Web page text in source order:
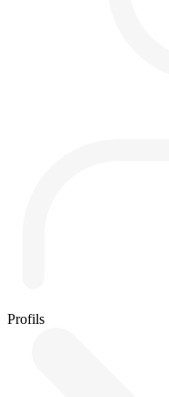
Profils